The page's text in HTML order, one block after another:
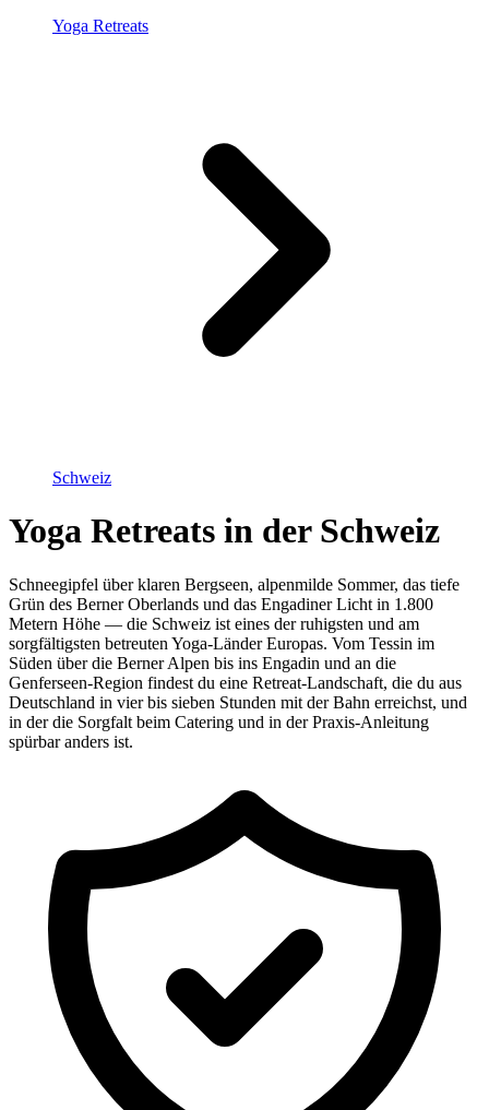
Yoga Retreats
Schweiz
Yoga Retreats in der Schweiz
Schneegipfel über klaren Bergseen, alpenmilde Sommer, das tiefe
Grün des Berner Oberlands und das Engadiner Licht in 1.800
Metern Höhe — die Schweiz ist eines der ruhigsten und am
sorgfältigsten betreuten Yoga-Länder Europas. Vom Tessin im
Süden über die Berner Alpen bis ins Engadin und an die
Genferseen-Region findest du eine Retreat-Landschaft, die du aus
Deutschland in vier bis sieben Stunden mit der Bahn erreichst, und
in der die Sorgfalt beim Catering und in der Praxis-Anleitung
spürbar anders ist.